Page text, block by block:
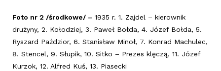
Foto nr 2 /środkowe/ – 1935 r. 1. Zajdel – kierownik
drużyny, 2. Kołodziej, 3. Paweł Bołda, 4. Józef Bołda, 5.
Ryszard Paździor, 6. Stanisław Minoł, 7. Konrad Machulec,
8. Stencel, 9. Słupik, 10. Sitko – Prezes klęczą, 11. Józef
Kurzok, 12. Alfred Kuś, 13. Piasecki